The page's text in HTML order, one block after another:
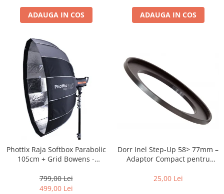
Cap trepied si monopied
Placute cap trepied
Huse trepied / stativ lumini
Sina Focus pentru Macro
Accesorii trepiede si monopiede
Selfie Stick
Studio/Lumini si accesorii
Blitz-uri studio
Blitz-uri mobile, cu acumulatori
Accesorii Blitz-uri studio
ADAUGA IN COS ADAUGA IN COS
Phottix Raja Softbox Parabolic
105cm + Grid Bowens -
799,00 Lei
499,00 Lei
Dorr Inel Step-Up 58> 77mm –
Adaptor Compact pentru
25,00 Lei